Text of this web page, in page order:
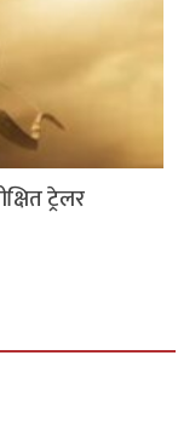
ट्रेलर